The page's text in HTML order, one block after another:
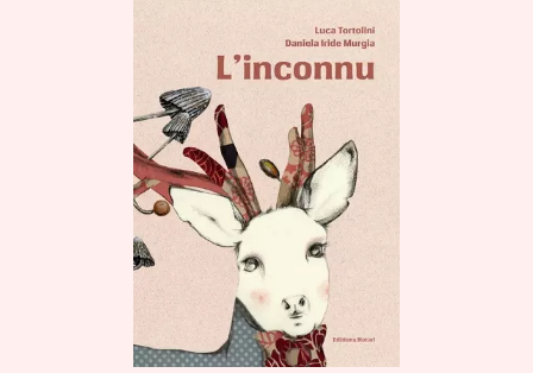
Tales and classics in french
Fable, myth, literature and poetry
Princesses and princes, kings, queens and dragons